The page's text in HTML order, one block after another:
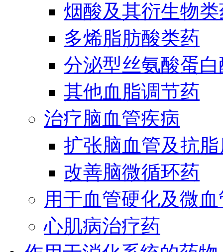
烟酸及其衍生物
多烯脂肪酸类药
分泌型丝氨酸蛋
其他血脂调节药
治疗脑血管疾病
扩张脑血管及抗
改善脑微循环药
用于血管硬化及微
心肌病治疗药